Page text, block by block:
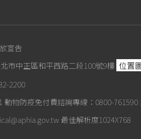
宣告
市中正區和平西路二段100號9樓 位置
2200
動物防疫免付費諮詢專線：0800-761590
最佳解析度1024X768